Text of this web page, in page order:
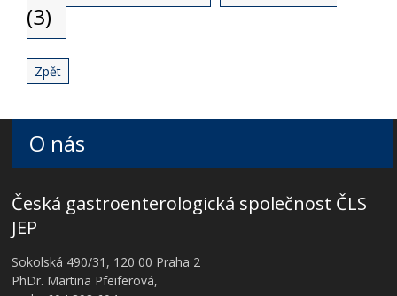
(3)
Zpět
O nás
Česká gastroenterologická společnost ČLS
JEP
Sokolská 490/31, 120 00 Praha 2
PhDr. Martina Pfeiferová,